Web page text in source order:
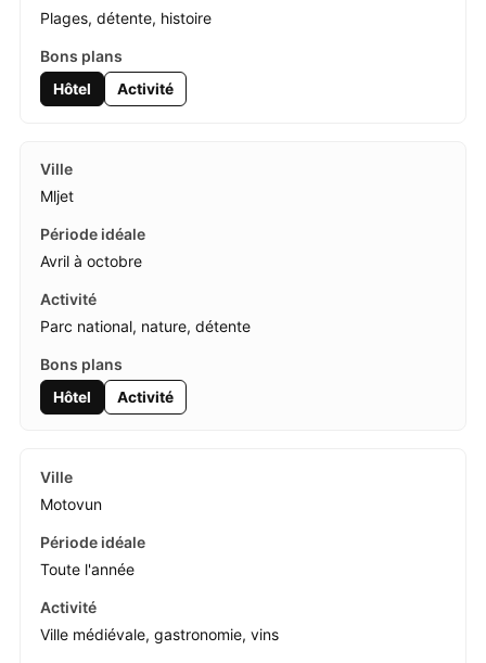
Plages, détente, histoire
Hôtel Activité
Mljet
Avril à octobre
Parc national, nature, détente
Hôtel Activité
Motovun
Toute l'année
Ville médiévale, gastronomie, vins